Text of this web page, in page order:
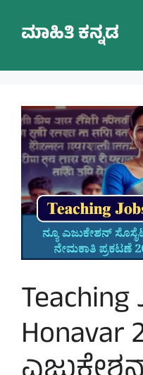
contentಮಾಹಿತಿ ಕನ್ನಡ
Teaching
Honavar